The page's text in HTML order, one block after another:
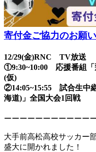
寄付金ご協力のお願い
12/29(金)RNC TV放送
①9:30~10:00 応援番組「
(仮)
②14:05~15:55 試合生中
海道)」全国大会1回戦
ーーーーーーーーーーー
大手前高松高校サッカー
盛大に開かれました！